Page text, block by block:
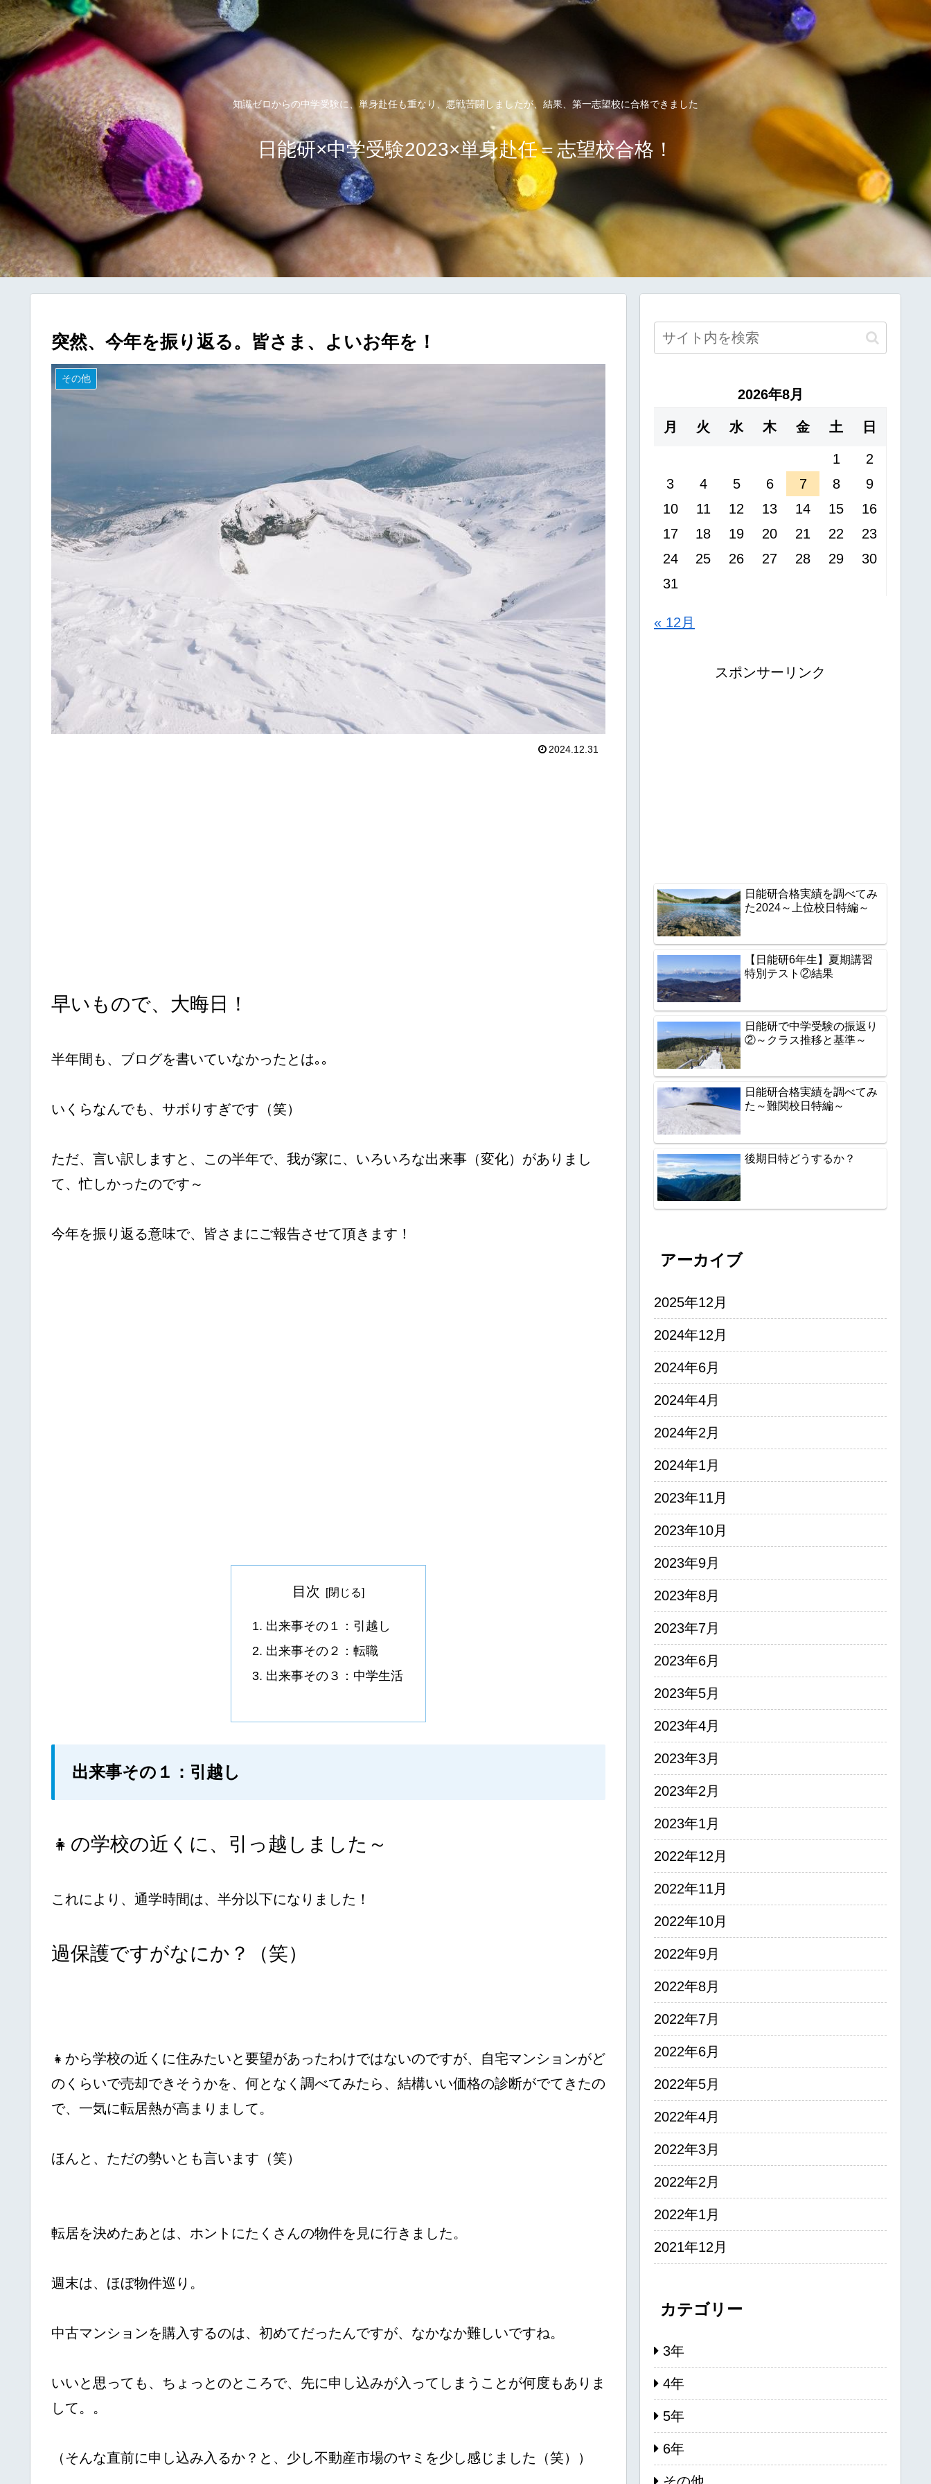
知識ゼロからの中学受験に、単身赴任も重なり、悪戦苦闘しましたが、結果、第一志望校に合格できました
日能研×中学受験2023×単身赴任＝志望校合格！
突然、今年を振り返る。皆さま、よいお年を！
その他
2024.12.31
早いもので、大晦日！
半年間も、ブログを書いていなかったとは｡｡
いくらなんでも、サボりすぎです（笑）
ただ、言い訳しますと、この半年で、我が家に、いろいろな出来事（変化）がありまし
て、忙しかったのです～
今年を振り返る意味で、皆さまにご報告させて頂きます！
目次
出来事その１：引越し
出来事その２：転職
出来事その３：中学生活
出来事その１：引越し
👧の学校の近くに、引っ越しました～
これにより、通学時間は、半分以下になりました！
過保護ですがなにか？（笑）
👧から学校の近くに住みたいと要望があったわけではないのですが、自宅マンションがど
のくらいで売却できそうかを、何となく調べてみたら、結構いい価格の診断がでてきたの
で、一気に転居熱が高まりまして。
ほんと、ただの勢いとも言います（笑）
転居を決めたあとは、ホントにたくさんの物件を見に行きました。
週末は、ほぼ物件巡り。
中古マンションを購入するのは、初めてだったんですが、なかなか難しいですね。
いいと思っても、ちょっとのところで、先に申し込みが入ってしまうことが何度もありま
して。。
（そんな直前に申し込み入るか？と、少し不動産市場のヤミを少し感じました（笑））
2026年8月
月 火 水 木 金 土 日
1
2
3
4 5 6 7 8
9
10
11 12 13 14 15
16
17
18 19 20 21 22
23
24
25 26 27 28 29
30
31
« 12月
スポンサーリンク
日能研合格実績を調べてみ
た2024～上位校日特編～
【日能研6年生】夏期講習
特別テスト②結果
日能研で中学受験の振返り
②～クラス推移と基準～
日能研合格実績を調べてみ
た～難関校日特編～
後期日特どうするか？
アーカイブ
2025年12月
2024年12月
2024年6月
2024年4月
2024年2月
2024年1月
2023年11月
2023年10月
2023年9月
2023年8月
2023年7月
2023年6月
2023年5月
2023年4月
2023年3月
2023年2月
2023年1月
2022年12月
2022年11月
2022年10月
2022年9月
2022年8月
2022年7月
2022年6月
2022年5月
2022年4月
2022年3月
2022年2月
2022年1月
2021年12月
カテゴリー
3年
4年
5年
6年